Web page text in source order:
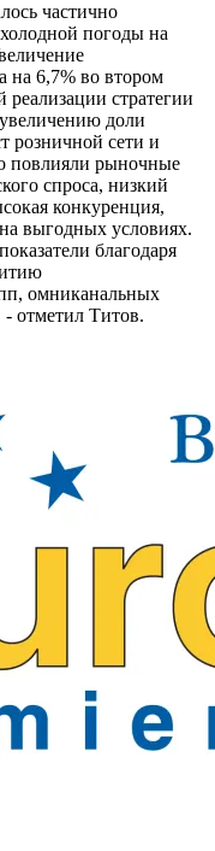
частично
погоды на
на 6,7% во втором
реализации стратегии
доли
розничной сети и
повлияли рыночные
спроса, низкий
конкуренция,
выгодных условиях.
благодаря
омниканальных
отметил Титов.